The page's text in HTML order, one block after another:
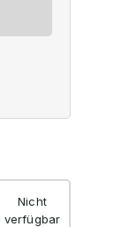
Nicht
verfügbar